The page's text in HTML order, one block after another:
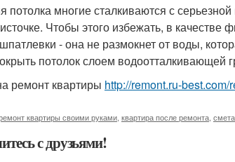
многие сталкиваются с
Чтобы этого избежать, в качестве
- она не размокнет от воды,
потолок слоем водоотталкивающей
ремонт квартиры http://remont.ru-
квартиры своими руками квартира после ремонта
с друзьями!